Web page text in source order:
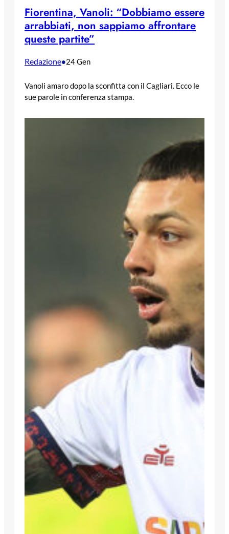
Fiorentina, Vanoli: “Dobbiamo essere
arrabbiati, non sappiamo affrontare
queste partite”
Redazione•24 Gen
Vanoli amaro dopo la sconfitta con il Cagliari. Ecco le
sue parole in conferenza stampa.